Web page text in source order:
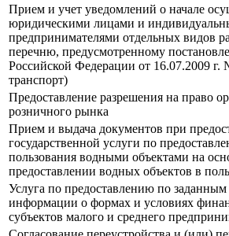
Прием и учет уведомлений о начале
юридическими лицами и
предпринимателями отдельных видов
перечню, предусмотренному
Российской Федерации от 16.07.2009
транспорт)
Предоставление разрешения на право
розничного рынка
Прием и выдача документов при
государственной услуги по
пользования водными объектами на
предоставлении водных объектов в
Услуга по предоставлению по
информации о формах и условиях
субъектов малого и среднего